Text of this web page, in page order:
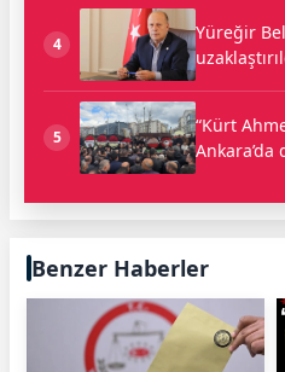
4
Yüreğir
5
“Kürt
Benzer Haberler